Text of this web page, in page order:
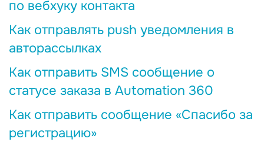
по вебхуку контакта
Как отправлять push уведомления в
авторассылках
Как отправить SMS сообщение о
статусе заказа в Automation 360
Как отправить сообщение «Спасибо за
регистрацию»